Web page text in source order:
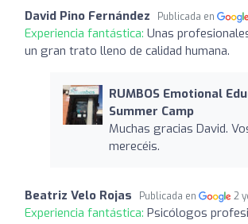
David Pino Fernández Publicada en
Experiencia fantástica: Unas
un gran trato lleno de calidad humana.
RUMBOS Emotional
Summer Camp
Muchas gracias David.
merecéis.
Beatriz Velo Rojas Publicada en 2
Experiencia fantástica: Psicólogos